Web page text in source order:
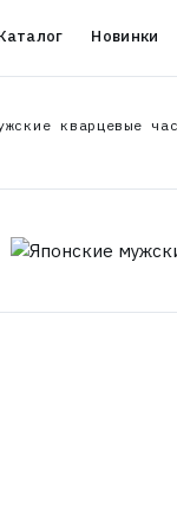
Новинки
кварцевые